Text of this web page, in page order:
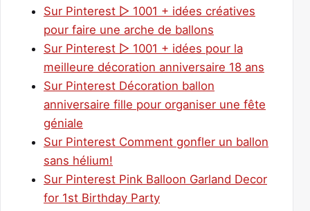
Sur Pinterest ▷ 1001 + idées créatives
pour faire une arche de ballons
Sur Pinterest ▷ 1001 + idées pour la
meilleure décoration anniversaire 18 ans
Sur Pinterest Décoration ballon
anniversaire fille pour organiser une fête
géniale
Sur Pinterest Comment gonfler un ballon
sans hélium!
Sur Pinterest Pink Balloon Garland Decor
for 1st Birthday Party